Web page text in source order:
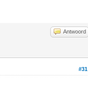
Antwoord
#31